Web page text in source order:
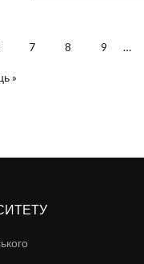
7 8 9 …
»